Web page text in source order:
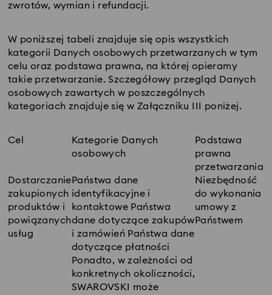
zwrotów, wymian i refundacji.
W poniższej tabeli znajduje się opis wszystkich
kategorii Danych osobowych przetwarzanych w tym
celu oraz podstawa prawna, na której opieramy
takie przetwarzanie. Szczegółowy przegląd Danych
osobowych zawartych w poszczególnych
kategoriach znajduje się w Załączniku III poniżej.
Cel
Kategorie Danych
osobowych
Podstawa
prawna
przetwarzania
Dostarczanie
zakupionych
produktów i
powiązanych
usług
Państwa dane
identyfikacyjne i
kontaktowe Państwa
dane dotyczące zakupów
i zamówień Państwa dane
dotyczące płatności
Ponadto, w zależności od
konkretnych okoliczności,
SWAROVSKI może
Niezbędność
do wykonania
umowy z
Państwem